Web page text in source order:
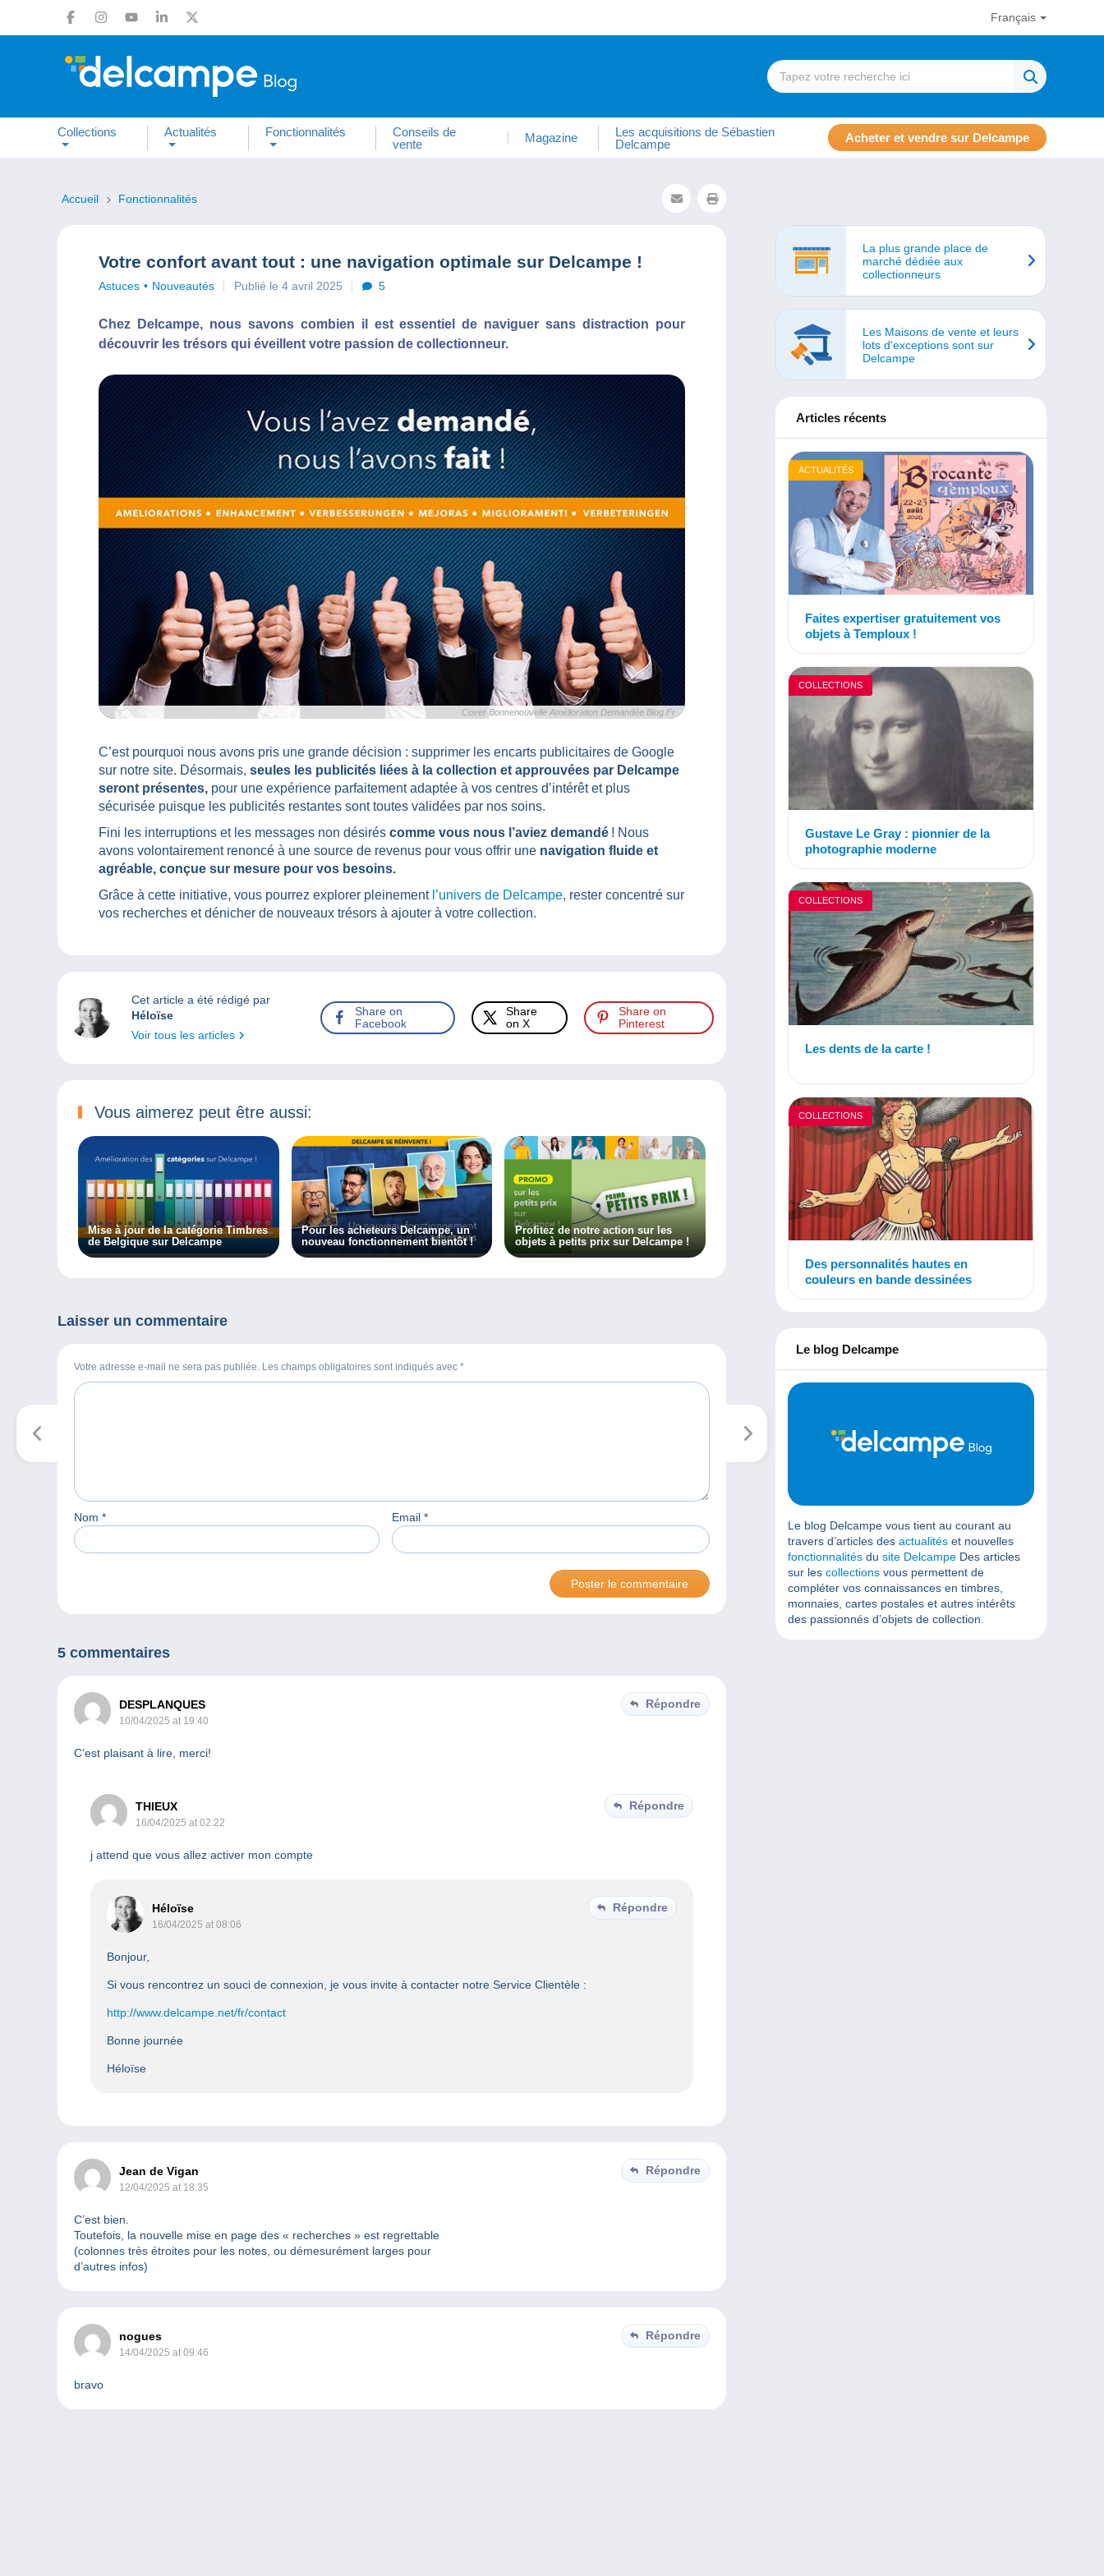
Français
Collections Actualités Fonctionnalités
Conseils de
vente
Magazine
Les acquisitions de Sébastien
Delcampe
Acheter et vendre sur Delcampe
Accueil Fonctionnalités
Votre confort avant tout : une navigation optimale sur Delcampe !
Astuces Nouveautés Publié le 4 avril 2025 5
Chez Delcampe, nous savons combien il est essentiel de naviguer sans distraction pour
découvrir les trésors qui éveillent votre passion de collectionneur.
Cover Bonnenouvelle Amélioration Demandée Blog Fr
C’est pourquoi nous avons pris une grande décision : supprimer les encarts publicitaires de Google
sur notre site. Désormais, seules les publicités liées à la collection et approuvées par Delcampe
seront présentes, pour une expérience parfaitement adaptée à vos centres d’intérêt et plus
sécurisée puisque les publicités restantes sont toutes validées par nos soins.
Fini les interruptions et les messages non désirés comme vous nous l’aviez demandé ! Nous
avons volontairement renoncé à une source de revenus pour vous offrir une navigation fluide et
agréable, conçue sur mesure pour vos besoins.
Grâce à cette initiative, vous pourrez explorer pleinement l’univers de Delcampe, rester concentré sur
vos recherches et dénicher de nouveaux trésors à ajouter à votre collection.
Cet article a été rédigé par
Héloïse
Voir tous les articles
Share on
Facebook
Share
on X
Share on
Pinterest
Vous aimerez peut être aussi:
Mise à jour de la catégorie Timbres
de Belgique sur Delcampe
Pour les acheteurs Delcampe, un
nouveau fonctionnement bientôt !
Profitez de notre action sur les
objets à petits prix sur Delcampe !
Laisser un commentaire
Votre adresse e-mail ne sera pas publiée. Les champs obligatoires sont indiqués avec *
Nom * Email *
5 commentaires
DESPLANQUES
10/04/2025 at 19:40
Répondre
C’est plaisant à lire, merci!
THIEUX
16/04/2025 at 02:22
Répondre
j attend que vous allez activer mon compte
Héloïse
16/04/2025 at 08:06
Répondre
Bonjour,
Si vous rencontrez un souci de connexion, je vous invite à contacter notre Service Clientèle :
http://www.delcampe.net/fr/contact
Bonne journée
Héloïse
Jean de Vigan
12/04/2025 at 18:35
Répondre
C’est bien.
Toutefois, la nouvelle mise en page des « recherches » est regrettable
(colonnes très étroites pour les notes, ou démesurément larges pour
d’autres infos)
nogues
14/04/2025 at 09:46
Répondre
bravo
La plus grande place de
marché dédiée aux
collectionneurs
Les Maisons de vente et leurs
lots d'exceptions sont sur
Delcampe
Articles récents
ACTUALITÉS
Faites expertiser gratuitement vos
objets à Temploux !
COLLECTIONS
Gustave Le Gray : pionnier de la
photographie moderne
COLLECTIONS
Les dents de la carte !
COLLECTIONS
Des personnalités hautes en
couleurs en bande dessinées
Le blog Delcampe
Le blog Delcampe vous tient au courant au
travers d’articles des actualités et nouvelles
fonctionnalités du site Delcampe Des articles
sur les collections vous permettent de
compléter vos connaissances en timbres,
monnaies, cartes postales et autres intérêts
des passionnés d’objets de collection.